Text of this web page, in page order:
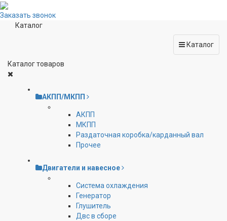
Заказать звонок
Каталог
Каталог
Каталог товаров
АКПП/МКПП
АКПП
МКПП
Раздаточная коробка/карданный вал
Прочее
Двигатели и навесное
Cистема охлаждения
Генератор
Глушитель
Двс в сборе